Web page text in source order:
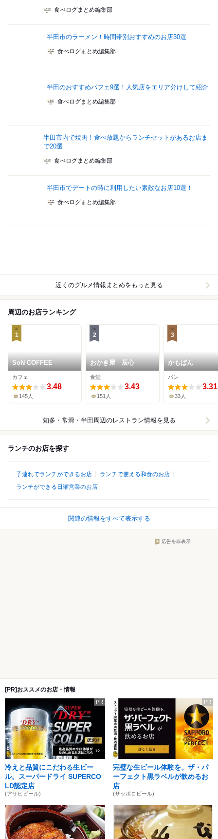
食べログまとめ編集部
半田市のラーメン！時間帯別おすすめのお店30選
食べログまとめ編集部
半田のおすすめパフェ9選！人気店をエリア分けして紹介
食べログまとめ編集部
半田市内で焼肉！食べ放題からランチセットがあるお店ま
で20選
食べログまとめ編集部
半田市でデートの時に利用したい素敵なお店10選！
食べログまとめ編集部
近くのグルメ情報まとめをもっと見る
周辺のお店ランキング
1
SoN COFFEE
カフェ
3.48
145人
2
おかき屋 辰心
食堂
3.43
151人
3
かもぱん
パン
3.31
33人
知多・常滑・半田周辺のレストラン情報を見る
ランチのお店を探す
子連れでランチができるお店
ランチで使える和食のお店
ランチができる日曜営業のお店
関連の情報をすべて表示する
広告を非表示
[PR]おススメのお店・情報
PR
冷えと品質にこだわる生ビー
ル。スーパードライ SUPERCO
LD認定店
(アサヒビール)
PR
完璧な生ビール体験を。ザ・パ
ーフェクト黒ラベルが飲めるお
店
(サッポロビール)